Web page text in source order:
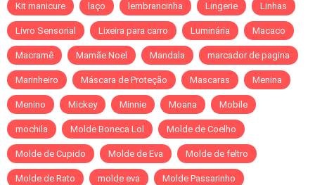
Kit manicure laço lembrancinha Lingerie Linhas
Livro Sensorial Lixeira para carro Luminária Macaco
Macramê Mamãe Noel Mandala marcador de pagina
Marinheiro Máscara de Proteção Mascaras Menina
Menino Mickey Minnie Moana Mobile
mochila Molde Boneca Lol Molde de Coelho
Molde de Cupido Molde de Eva Molde de feltro
Molde de Rato molde eva Molde Passarinho